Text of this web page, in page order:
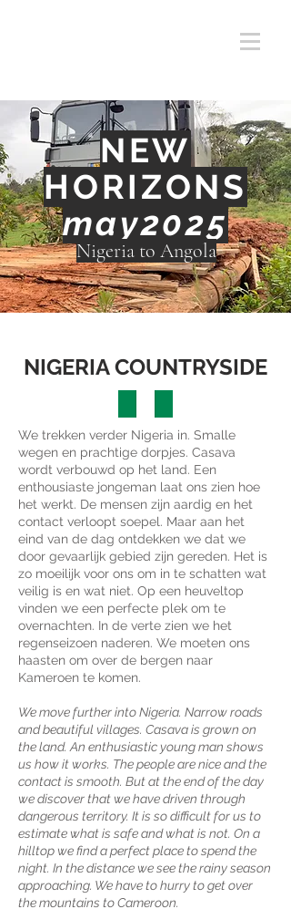
NEW
HORIZONS
may2025
Nigeria to Angola
NIGERIA COUNTRYSIDE
We trekken verder Nigeria in. Smalle
wegen en prachtige dorpjes. Casava
wordt verbouwd op het land. Een
enthousiaste jongeman laat ons zien hoe
het werkt. De mensen zijn aardig en het
contact verloopt soepel. Maar aan het
eind van de dag ontdekken we dat we
door gevaarlijk gebied zijn gereden. Het is
zo moeilijk voor ons om in te schatten wat
veilig is en wat niet. Op een heuveltop
vinden we een perfecte plek om te
overnachten. In de verte zien we het
regenseizoen naderen. We moeten ons
haasten om over de bergen naar
Kameroen te komen.
We move further into Nigeria. Narrow roads
and beautiful villages. Casava is grown on
the land. An enthusiastic young man shows
us how it works. The people are nice and the
contact is smooth. But at the end of the day
we discover that we have driven through
dangerous territory. It is so difficult for us to
estimate what is safe and what is not. On a
hilltop we find a perfect place to spend the
night. In the distance we see the rainy season
approaching. We have to hurry to get over
the mountains to Cameroon.